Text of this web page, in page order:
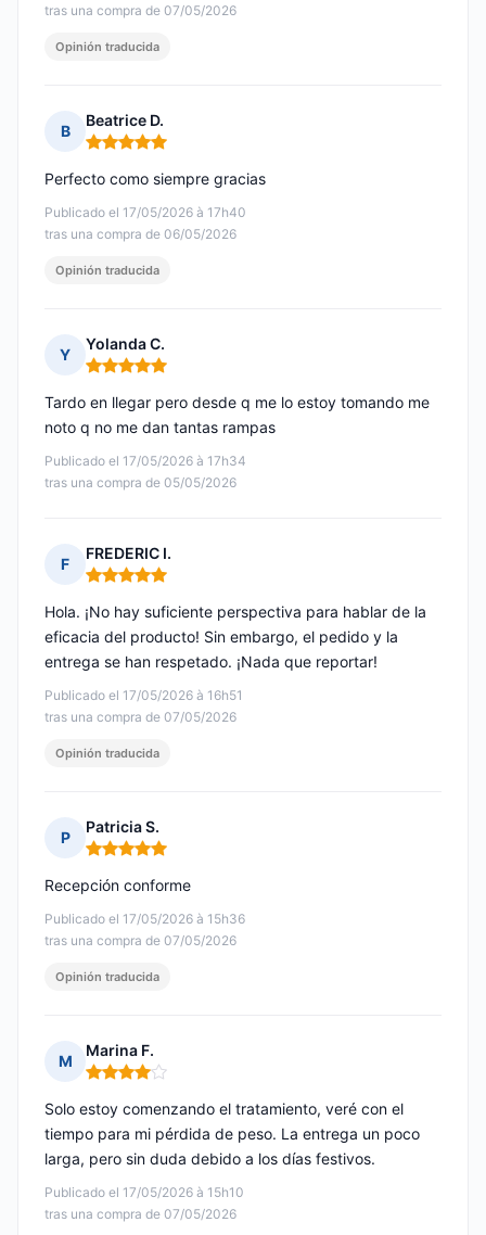
tras una compra de 07/05/2026
Opinión traducida
B
Beatrice D.
Nota: 5 de 5
Publicado el 17/05/2026 à 17h40
tras una compra de 06/05/2026
Perfecto como siempre gracias
Opinión traducida
Y
Yolanda C.
Nota: 5 de 5
Publicado el 17/05/2026 à 17h34
tras una compra de 05/05/2026
Tardo en llegar pero desde q me lo estoy tomando me
noto q no me dan tantas rampas
F
FREDERIC I.
Nota: 5 de 5
Publicado el 17/05/2026 à 16h51
tras una compra de 07/05/2026
Hola. ¡No hay suficiente perspectiva para hablar de la
eficacia del producto! Sin embargo, el pedido y la
entrega se han respetado. ¡Nada que reportar!
Opinión traducida
P
Patricia S.
Nota: 5 de 5
Publicado el 17/05/2026 à 15h36
tras una compra de 07/05/2026
Recepción conforme
Opinión traducida
M
Marina F.
Nota: 4 de 5
Publicado el 17/05/2026 à 15h10
tras una compra de 07/05/2026
Solo estoy comenzando el tratamiento, veré con el
tiempo para mi pérdida de peso. La entrega un poco
larga, pero sin duda debido a los días festivos.